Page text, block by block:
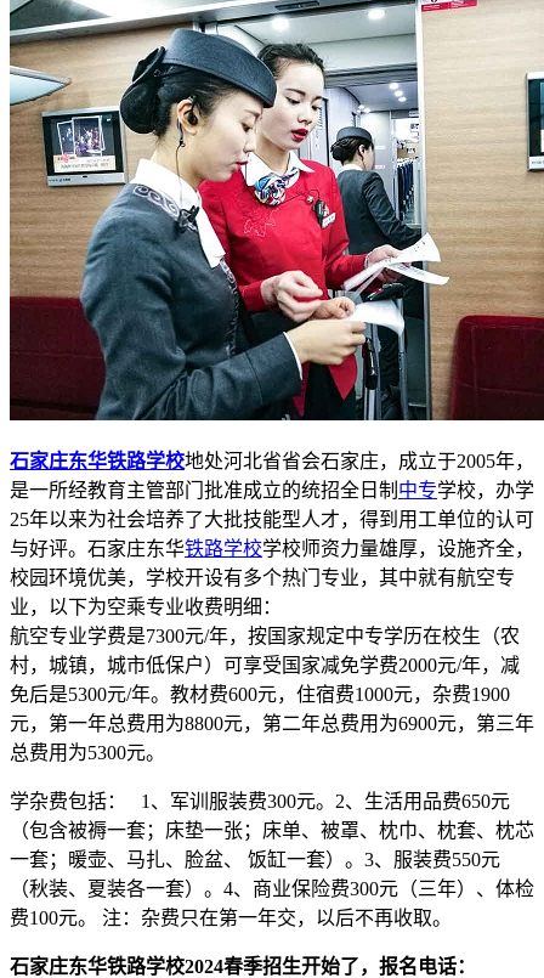
石家庄东华铁路学校地处河北省省会石家庄，成立于2005年，
是一所经教育主管部门批准成立的统招全日制 中专学校，办学
25年以来为社会培养了大批技能型人才，得到用工单位的认可
与好评。石家庄东华铁路学校学校师资力量雄厚，设施齐全，
校园环境优美，学校开设有多个热门专业，其中就有航空专
业，以下为空乘专业收费明细：
航空专业学费是7300元/年，按国家规定中专学历在校生（农
村，城镇，城市低保户）可享受国家减免学费2000元/年，减
免后是5300元/年。教材费600元，住宿费1000元，杂费1900
元，第一年总费用为8800元，第二年总费用为6900元，第三年
总费用为5300元。
学杂费包括： 1、军训服装费300元。2、生活用品费650元
（包含被褥一套；床垫一张；床单、被罩、枕巾、枕套、枕芯
一套；暖壶、马扎、脸盆、 饭缸一套）。3、服装费550元
（秋装、夏装各一套）。4、商业保险费300元（三年）、体检
费100元。 注：杂费只在第一年交，以后不再收取。
石家庄东华铁路学校2024春季招生开始了，报名电话：